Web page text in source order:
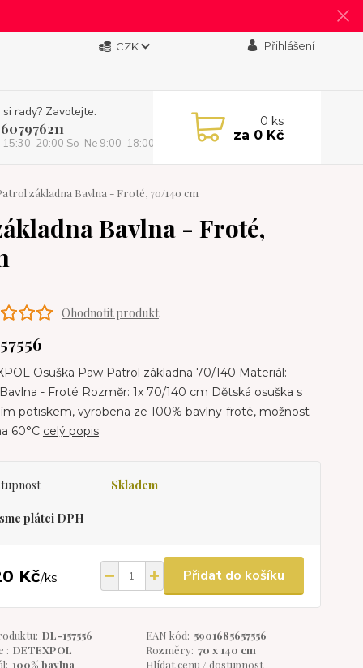
CZK Přihlášení
rady? Zavolejte.
15:30-20:00 So-Ne 9:00-18:00)
0 ks
za 0 Kč
základna Bavlna - Froté, 70/140 cm
Bavlna - Froté,
Ohodnotit produkt
Osuška Paw Patrol základna 70/140 Materiál:
- Froté Rozměr: 1x 70/140 cm Dětská osuška s
potiskem, vyrobena ze 100% bavlny-froté, možnost
60°C celý popis
Skladem
plátci DPH
Kč/ks Přidat do košíku
DL-157556 EAN kód: 5901685657556
: DETEXPOL Rozměry: 70 x 140 cm
100% bavlna Hlídat cenu / dostupnost